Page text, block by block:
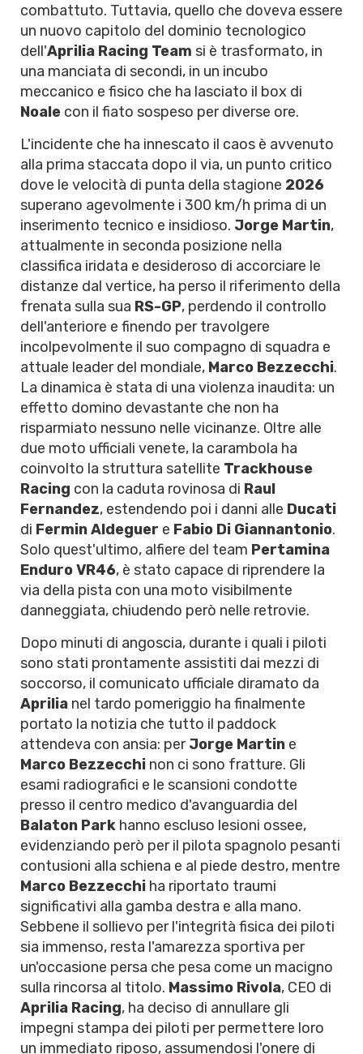
combattuto. Tuttavia, quello che doveva essere
un nuovo capitolo del dominio tecnologico
dell'Aprilia Racing Team si è trasformato, in
una manciata di secondi, in un incubo
meccanico e fisico che ha lasciato il box di
Noale con il fiato sospeso per diverse ore.
L'incidente che ha innescato il caos è avvenuto
alla prima staccata dopo il via, un punto critico
dove le velocità di punta della stagione 2026
superano agevolmente i 300 km/h prima di un
inserimento tecnico e insidioso. Jorge Martin,
attualmente in seconda posizione nella
classifica iridata e desideroso di accorciare le
distanze dal vertice, ha perso il riferimento della
frenata sulla sua RS-GP, perdendo il controllo
dell'anteriore e finendo per travolgere
incolpevolmente il suo compagno di squadra e
attuale leader del mondiale, Marco Bezzecchi.
La dinamica è stata di una violenza inaudita: un
effetto domino devastante che non ha
risparmiato nessuno nelle vicinanze. Oltre alle
due moto ufficiali venete, la carambola ha
coinvolto la struttura satellite Trackhouse
Racing con la caduta rovinosa di Raul
Fernandez, estendendo poi i danni alle Ducati
di Fermin Aldeguer e Fabio Di Giannantonio.
Solo quest'ultimo, alfiere del team Pertamina
Enduro VR46, è stato capace di riprendere la
via della pista con una moto visibilmente
danneggiata, chiudendo però nelle retrovie.
Dopo minuti di angoscia, durante i quali i piloti
sono stati prontamente assistiti dai mezzi di
soccorso, il comunicato ufficiale diramato da
Aprilia nel tardo pomeriggio ha finalmente
portato la notizia che tutto il paddock
attendeva con ansia: perJorge Martin e
Marco Bezzecchi non ci sono fratture. Gli
esami radiografici e le scansioni condotte
presso il centro medico d'avanguardia del
Balaton Park hanno escluso lesioni ossee,
evidenziando però per il pilota spagnolo pesanti
contusioni alla schiena e al piede destro, mentre
Marco Bezzecchi ha riportato traumi
significativi alla gamba destra e alla mano.
Sebbene il sollievo per l'integrità fisica dei piloti
sia immenso, resta l'amarezza sportiva per
un'occasione persa che pesa come un macigno
sulla rincorsa al titolo. Massimo Rivola, CEO di
Aprilia Racing, ha deciso di annullare gli
impegni stampa dei piloti per permettere loro
un immediato riposo, assumendosi l'onere di